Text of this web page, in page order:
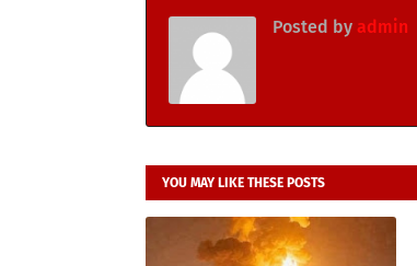
Posted by admin
YOU MAY LIKE THESE POSTS